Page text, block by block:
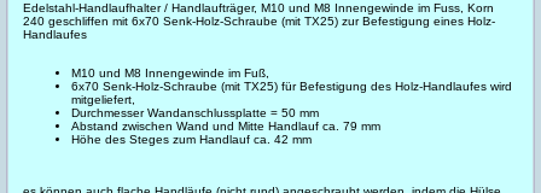
Edelstahl-Handlaufhalter / Handlaufträger, M10 und M8 Innengewinde im Fuss, Korn
240 geschliffen mit 6x70 Senk-Holz-Schraube (mit TX25) zur Befestigung eines Holz-
Handlaufes
M10 und M8 Innengewinde im Fuß,
6x70 Senk-Holz-Schraube (mit TX25) für Befestigung des Holz-Handlaufes wird
mitgeliefert,
Durchmesser Wandanschlussplatte = 50 mm
Abstand zwischen Wand und Mitte Handlauf ca. 79 mm
Höhe des Steges zum Handlauf ca. 42 mm